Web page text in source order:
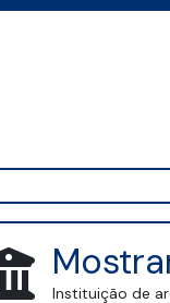
Instituição de